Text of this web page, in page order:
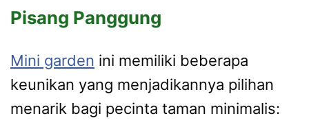
Pisang Panggung
Mini garden ini memiliki beberapa
keunikan yang menjadikannya pilihan
menarik bagi pecinta taman minimalis: